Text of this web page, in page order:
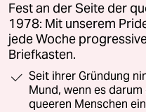
Fest an der Seite der
1978: Mit unserem
jede Woche
Briefkasten.
Seit ihrer Gründung
Mund, wenn es
queeren Menschen